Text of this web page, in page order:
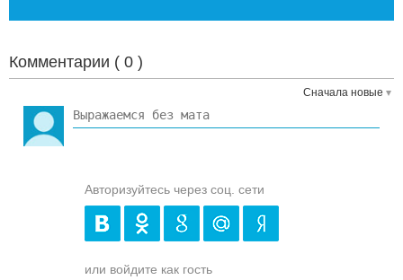
Комментарии ( 0 )
Сначала новые
Авторизуйтесь через соц. сети
или войдите как гость